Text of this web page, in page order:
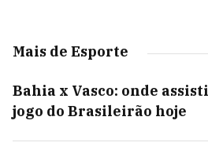
Mais de Esporte
Bahia x Vasco: onde
jogo do Brasileirão hoje